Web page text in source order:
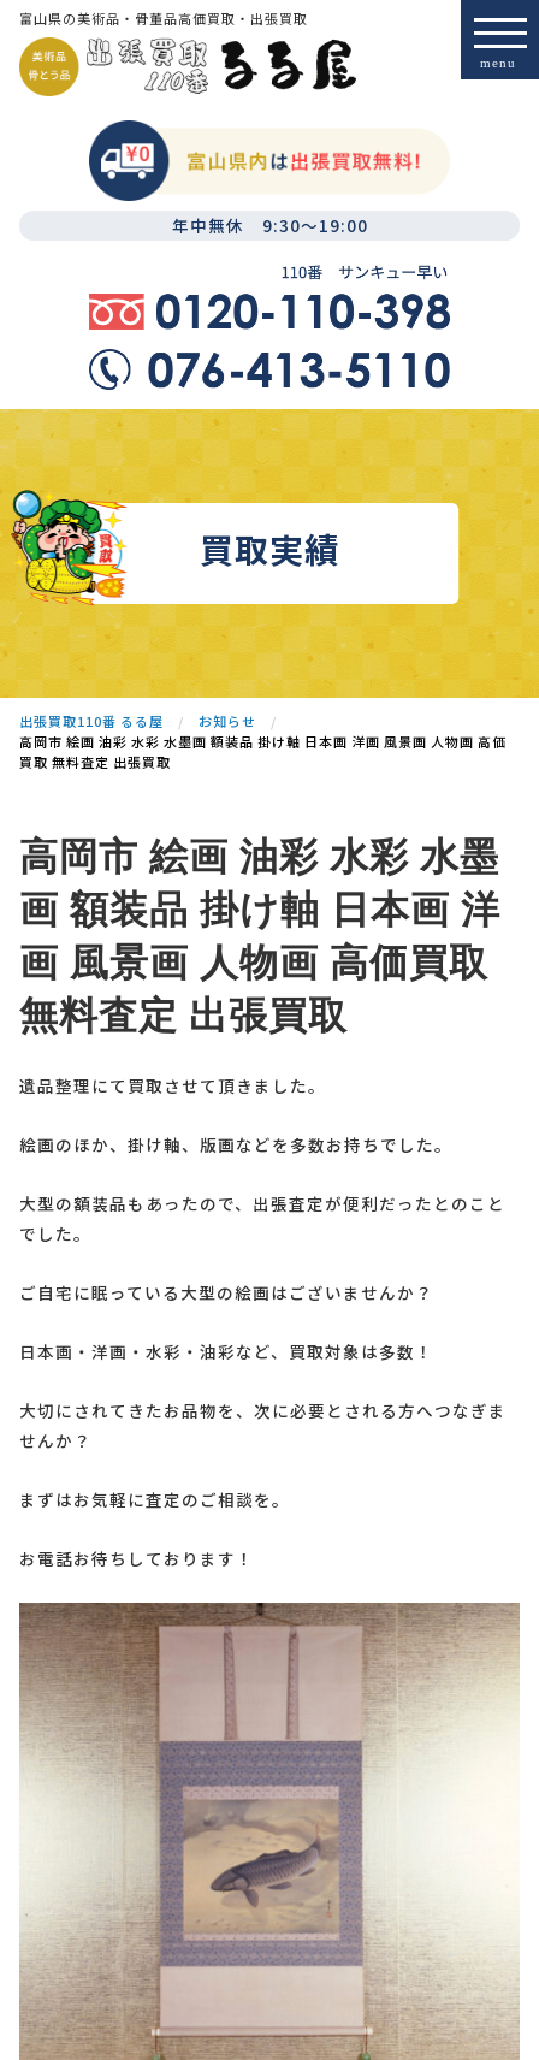
富山県の美術品・骨董品高価買取・出張買取
年中無休 9:30～19:00
買取実績
出張買取110番 るる屋
お知らせ
高岡市 絵画 油彩 水彩 水墨画 額装品 掛け軸 日本画 洋画 風景画 人物画 高価
買取 無料査定 出張買取
高岡市 絵画 油彩 水彩 水墨
画 額装品 掛け軸 日本画 洋
画 風景画 人物画 高価買取
無料査定 出張買取
遺品整理にて買取させて頂きました。
絵画のほか、掛け軸、版画などを多数お持ちでした。
大型の額装品もあったので、出張査定が便利だったとのこと
でした。
ご自宅に眠っている大型の絵画はございませんか？
日本画・洋画・水彩・油彩など、買取対象は多数！
大切にされてきたお品物を、次に必要とされる方へつなぎま
せんか？
まずはお気軽に査定のご相談を。
お電話お待ちしております！